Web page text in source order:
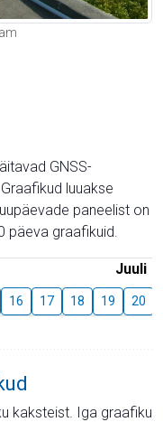
GNSS-
luuakse
paneelist on
päeva graafikuid.
Juuli
16 17 18 19 20
kaksteist. Iga graafiku